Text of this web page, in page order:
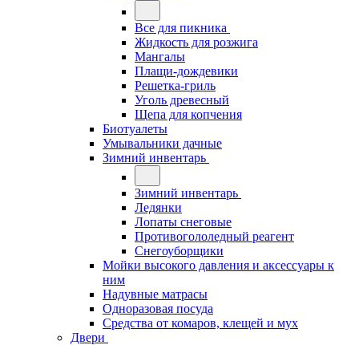
Все для пикника
Жидкость для розжига
Мангалы
Плащи-дождевики
Решетка-гриль
Уголь древесный
Щепа для копчения
Биотуалеты
Умывальники дачные
Зимний инвентарь
Зимний инвентарь
Ледянки
Лопаты снеговые
Противогололедный реагент
Снегоуборщики
Мойки высокого давления и аксессуары к
ним
Надувные матрасы
Одноразовая посуда
Средства от комаров, клещей и мух
Двери